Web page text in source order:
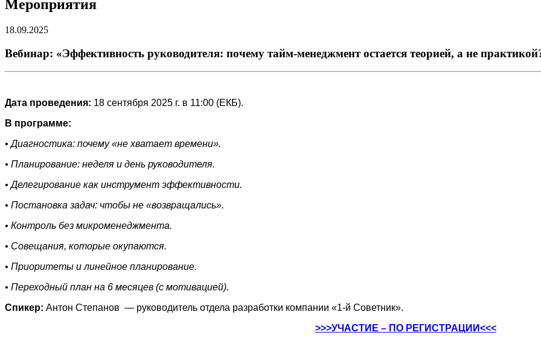
Мероприятия
18.09.2025
Вебинар: «Эффективность руководителя: почему тайм-менеджмент остается теорией, а не
Дата проведения: 18 сентября 2025 г. в 11:00 (ЕКБ).
В программе:
• Диагностика: почему «не хватает времени».
• Планирование: неделя и день руководителя.
• Делегирование как инструмент эффективности.
• Постановка задач: чтобы не «возвращались».
• Контроль без микроменеджмента.
• Совещания, которые окупаются.
• Приоритеты и линейное планирование.
• Переходный план на 6 месяцев (с мотивацией).
Спикер: Антон Степанов — руководитель отдела разработки компании «1-й Советник».
>>>УЧАСТИЕ – ПО РЕГИСТРАЦИИ<<<